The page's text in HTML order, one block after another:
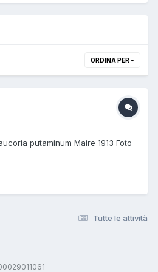
ORDINA PER
putaminum Maire 1913 Foto
Tutte le attività